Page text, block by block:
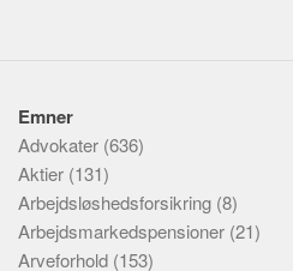
Emner
Advokater (636)
Aktier (131)
Arbejdsløshedsforsikring (8)
Arbejdsmarkedspensioner (21)
Arveforhold (153)